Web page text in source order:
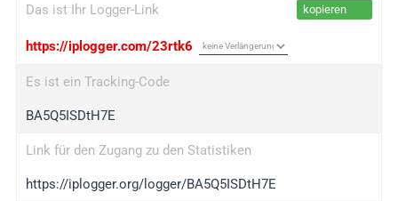
Das ist Ihr Logger-Link kopieren
https://iplogger.com/23rtk6
Es ist ein Tracking-Code
BA5Q5ISDtH7E
Link für den Zugang zu den Statistiken
https://iplogger.org/logger/BA5Q5ISDtH7E